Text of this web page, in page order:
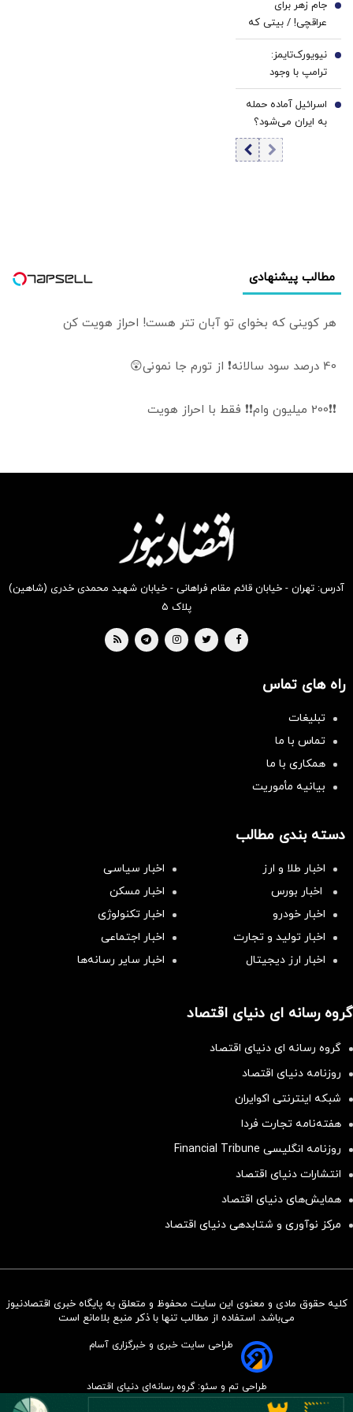
سرمایه‌گذاری همسنگ با شاخص
است
دیپلماسی ممکن
است
جام زهر برای
عراقچی! / بیتی که
پزشکیان در نشست
خبری خواند
5
نیویورک‌تایمز:
ترامپ با وجود
هشدار ارتش آمریکا
جنگ با ایران را آغاز
کرد
6
اسرائیل آماده حمله
به ایران می‌شود؟
7
مطالب پیشنهادی
هر کوینی که بخوای تو آبان تتر هست! احراز هویت کن
40 درصد سود سالانه❗ از تورم جا نمونی😲
❗❗200 میلیون وام❗❗ فقط با احراز هویت
آدرس: تهران - خیابان قائم مقام فراهانی - خیابان شهید محمدی خدری (شاهین)
پلاک ۵
راه های تماس
تبلیغات
تماس با ما
همکاری با ما
بیانیه مأموریت
دسته بندی مطالب
اخبار طلا و ارز
اخبار سیاسی
اخبار بورس
اخبار مسکن
اخبار خودرو
اخبار تکنولوژی
اخبار تولید و تجارت
اخبار اجتماعی
اخبار ارز دیجیتال
اخبار سایر رسانه‌‌ها
گروه رسانه ای دنیای اقتصاد
گروه رسانه ای دنیای اقتصاد
روزنامه دنیای اقتصاد
شبکه اینترنتی اکوایران
هفته‌نامه تجارت فردا
روزنامه انگلیسی Financial Tribune
انتشارات دنیای اقتصاد
همایش‌های دنیای اقتصاد
مرکز نوآوری و شتابدهی دنیای اقتصاد
کلیه حقوق مادی و معنوی این سایت محفوظ و متعلق به پایگاه خبری اقتصادنیوز
می‌باشد. استفاده از مطالب تنها با ذکر منبع بلامانع است
طراحی سایت خبری و خبرگزاری آسام
طراحی تم و سئو: گروه رسانه‌ای دنیای اقتصاد